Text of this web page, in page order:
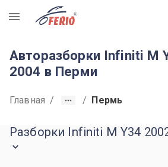
R
Авторазборки Infiniti M
2004 в Перми
Главная / / Пермь
Разборки Infiniti M Y34